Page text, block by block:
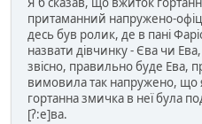
притаманний напружено-
десь був ролик, де в пані
назвати дівчинку - Єва чи
звісно, правильно буде Ева,
вимовила так напружено, що
гортанна змичка в неї була
[ʔ:е]ва.